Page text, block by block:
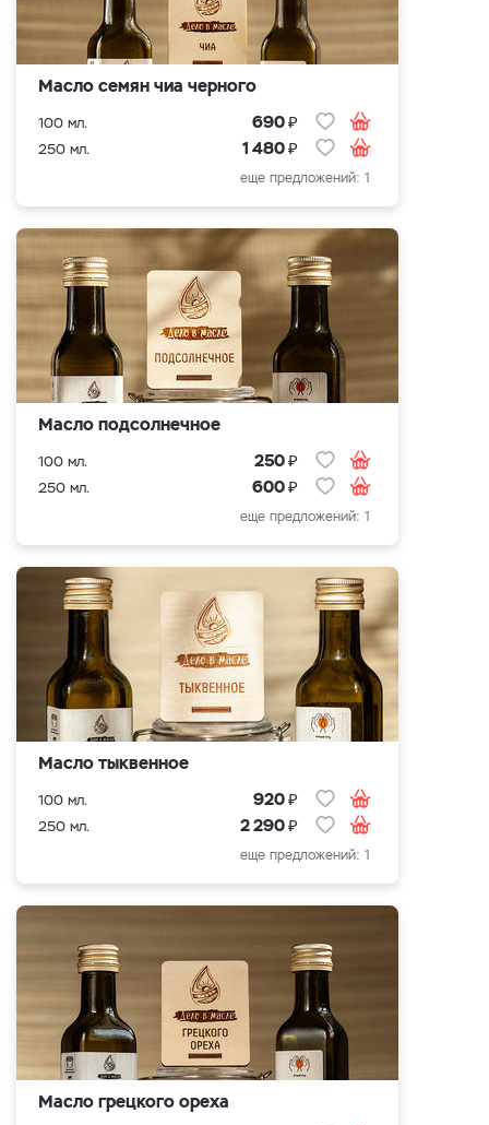
Масло семян чиа черного
100 мл. 690₽
250 мл. 1 480₽
еще предложений: 1
Масло подсолнечное
100 мл. 250₽
250 мл. 600₽
еще предложений: 1
Масло тыквенное
100 мл. 920₽
250 мл. 2 290₽
еще предложений: 1
Масло грецкого ореха